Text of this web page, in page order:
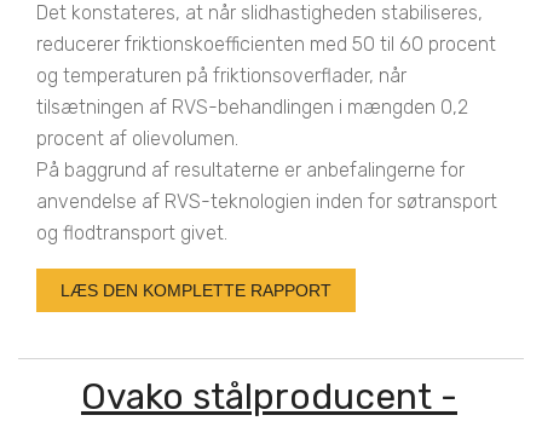
Det konstateres, at når slidhastigheden stabiliseres,
reducerer friktionskoefficienten med 50 til 60 procent
og temperaturen på friktionsoverflader, når
tilsætningen af RVS-behandlingen i mængden 0,2
procent af olievolumen.
På baggrund af resultaterne er anbefalingerne for
anvendelse af RVS-teknologien inden for søtransport
og flodtransport givet.
LÆS DEN KOMPLETTE RAPPORT
Ovako stålproducent -